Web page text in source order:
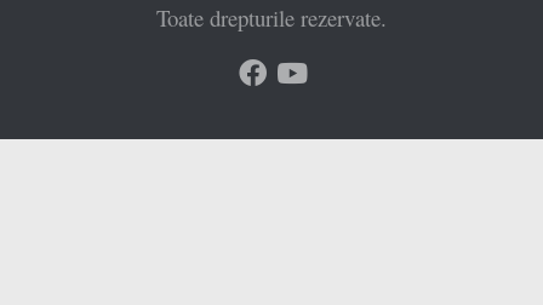
Toate drepturile rezervate.